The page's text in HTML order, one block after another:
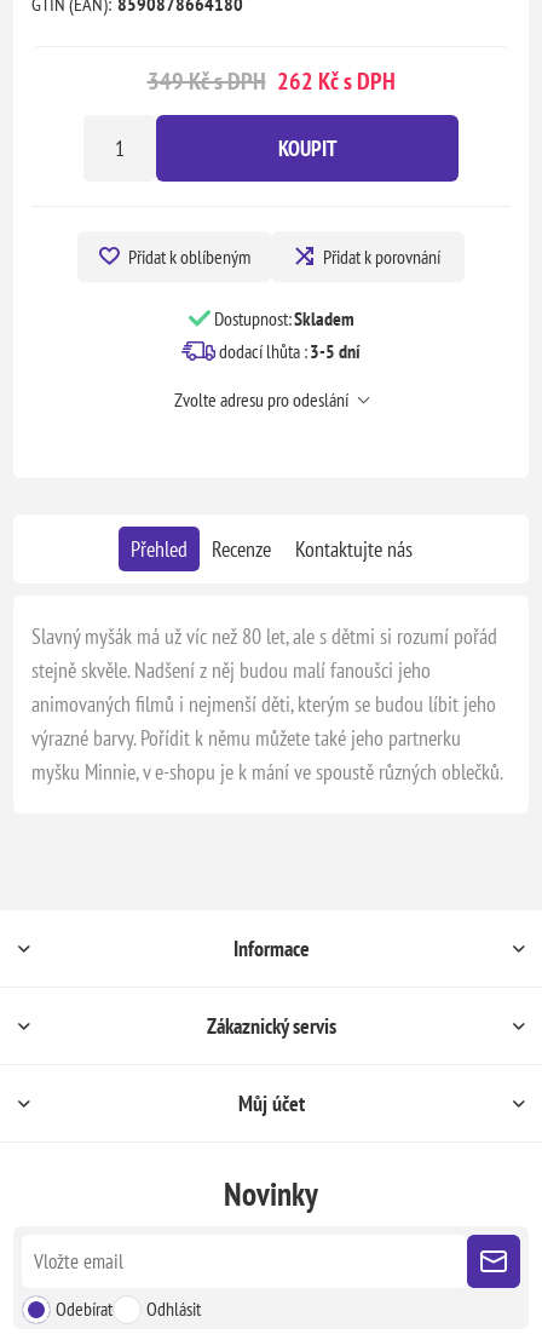
349 Kč s DPH 262 Kč s DPH
KOUPIT
Přidat k oblíbeným Přidat k porovnání
Dostupnost:Skladem
dodací lhůta :3-5 dní
Zvolte adresu pro odeslání
Přehled Recenze Kontaktujte nás
Slavný myšák má už víc než 80 let, ale s dětmi si rozumí pořád
stejně skvěle. Nadšení z něj budou malí fanoušci jeho
animovaných filmů i nejmenší děti, kterým se budou líbit jeho
výrazné barvy. Pořídit k němu můžete také jeho partnerku
myšku Minnie, v e-shopu je k mání ve spoustě různých oblečků.
Informace
Zákaznický servis
Můj účet
Novinky
Odebírat Odhlásit